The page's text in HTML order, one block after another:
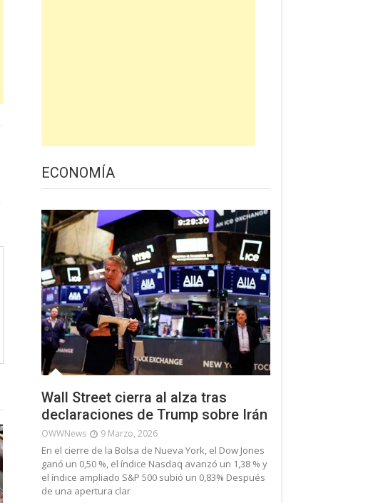
ECONOMÍA
Wall Street cierra al alza tras
declaraciones de Trump sobre Irán
OWWNews 9 Marzo, 2026
En el cierre de la Bolsa de Nueva York, el Dow Jones
ganó un 0,50 %, el índice Nasdaq avanzó un 1,38 % y
el índice ampliado S&P 500 subió un 0,83% Después
de una apertura clar